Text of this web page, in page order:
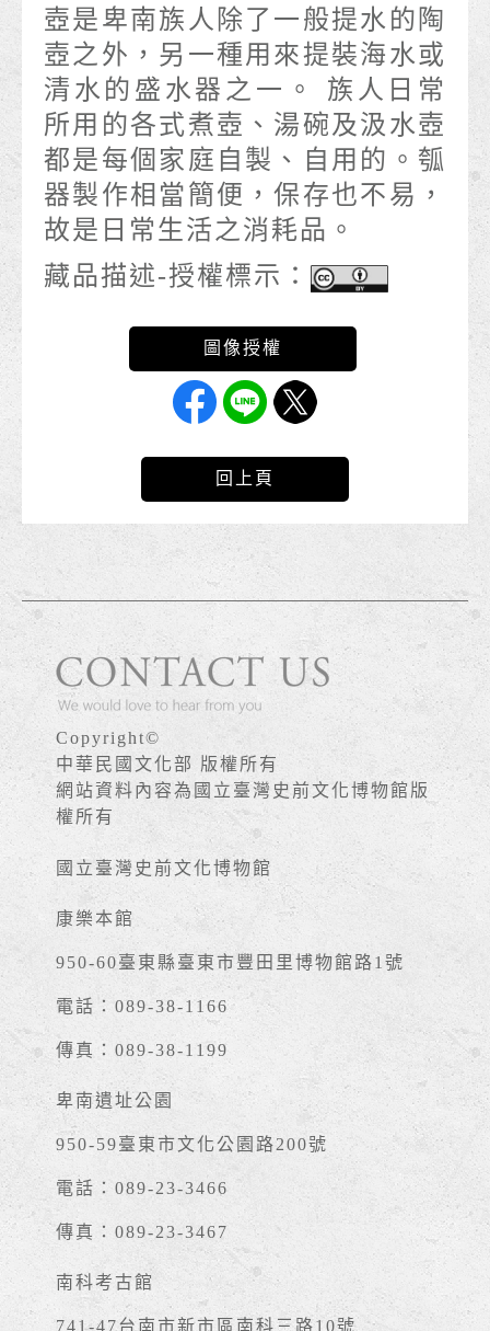
壺是卑南族人除了一般提水的陶
壺之外，另一種用來提裝海水或
清水的盛水器之一。 族人日常
所用的各式煮壺、湯碗及汲水壺
都是每個家庭自製、自用的。瓠
器製作相當簡便，保存也不易，
故是日常生活之消耗品。
藏品描述-授權標示：
回上頁
Copyright©
中華民國文化部 版權所有
網站資料內容為國立臺灣史前文化博物館版
權所有
國立臺灣史前文化博物館
康樂本館
950-60臺東縣臺東市豐田里博物館路1號
電話：089-38-1166
傳真：089-38-1199
卑南遺址公園
950-59臺東市文化公園路200號
電話：089-23-3466
傳真：089-23-3467
南科考古館
741-47台南市新市區南科三路10號